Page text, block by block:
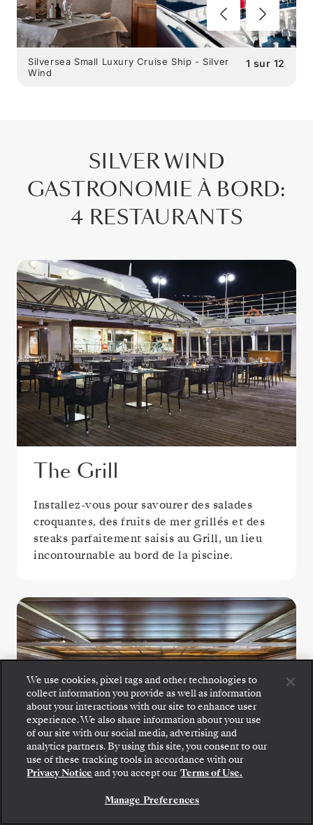
1 sur 12
Silversea Small Luxury Cruise Ship - Silver
Wind
SILVER WIND
GASTRONOMIE À BORD:
4 RESTAURANTS
The Grill
Installez-vous pour savourer des salades
croquantes, des fruits de mer grillés et des
steaks parfaitement saisis au Grill, un lieu
incontournable au bord de la piscine.
La Terrazza
Montez à bord : choisissez votre suite et consultez
les tarifs et les prestations incluses avant de
confirmer votre voyage avec Silversea en toute
sécurité.
RÉSERVEZ VOTRE SUITE
We use cookies, pixel tags and other technologies to
collect information you provide as well as information
about your interactions with our site to enhance user
experience. We also share information about your use
of our site with our social media, advertising and
analytics partners. By using this site, you consent to our
use of these tracking tools in accordance with our
Privacy Notice and you accept our Terms of Use.
Manage Preferences